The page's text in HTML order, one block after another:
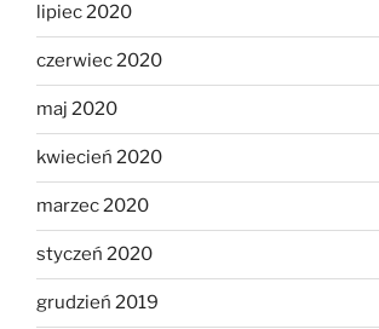
lipiec 2020
czerwiec 2020
maj 2020
kwiecień 2020
marzec 2020
styczeń 2020
grudzień 2019